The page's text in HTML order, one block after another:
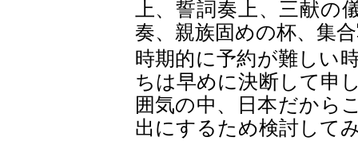
上、誓詞奏上、三献の
奏、親族固めの杯、集
時期的に予約が難しい
ちは早めに決断して申
囲気の中、日本だから
出にするため検討して